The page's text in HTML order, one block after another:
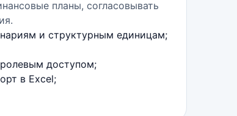
планы, согласовывать
и структурным единицам;
ролевым доступом;
в Excel;